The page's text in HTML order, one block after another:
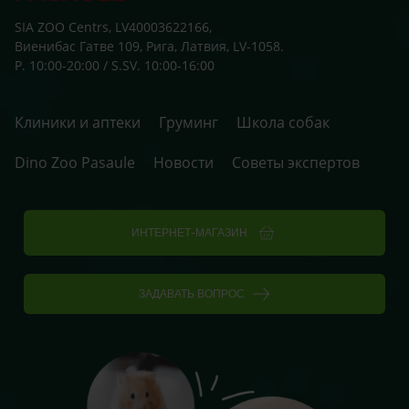
SIA ZOO Centrs, LV40003622166,
Виенибас Гатве 109, Рига, Латвия, LV-1058.
P. 10:00-20:00 / S.SV. 10:00-16:00
Клиники и аптеки Груминг
Школа собак
Dino Zoo Pasaule
Новости Советы экспертов
ИНТЕРНЕТ-МАГАЗИН
ЗАДАВАТЬ ВОПРОС